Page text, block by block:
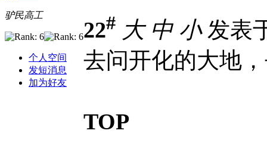
驴民高工
个人空间
发短消息
加为好友
22# 大 中 小发表
去问开化的大地
TOP